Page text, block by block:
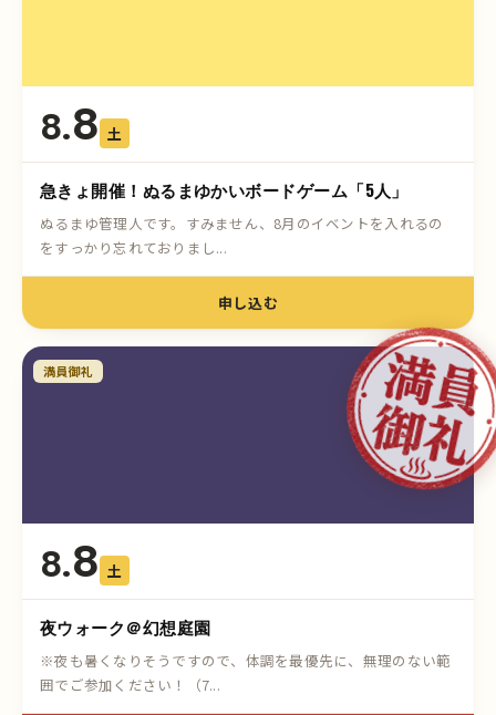
8.8 土
急きょ開催！ぬるまゆかいボードゲーム「5人」
ぬるまゆ管理人です。すみません、8月のイベントを入れるの
をすっかり忘れておりまし...
申し込む
満員御礼
8.8 土
夜ウォーク＠幻想庭園
※夜も暑くなりそうですので、体調を最優先に、無理のない範
囲でご参加ください！（7...